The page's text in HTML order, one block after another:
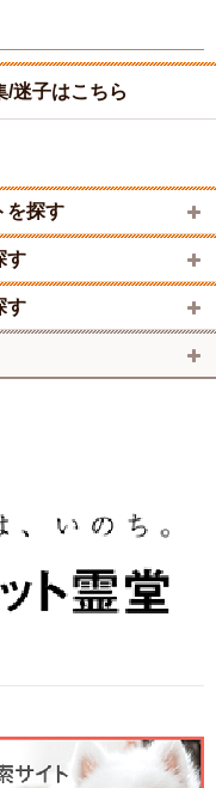
/迷子はこちら
を探す
す
す